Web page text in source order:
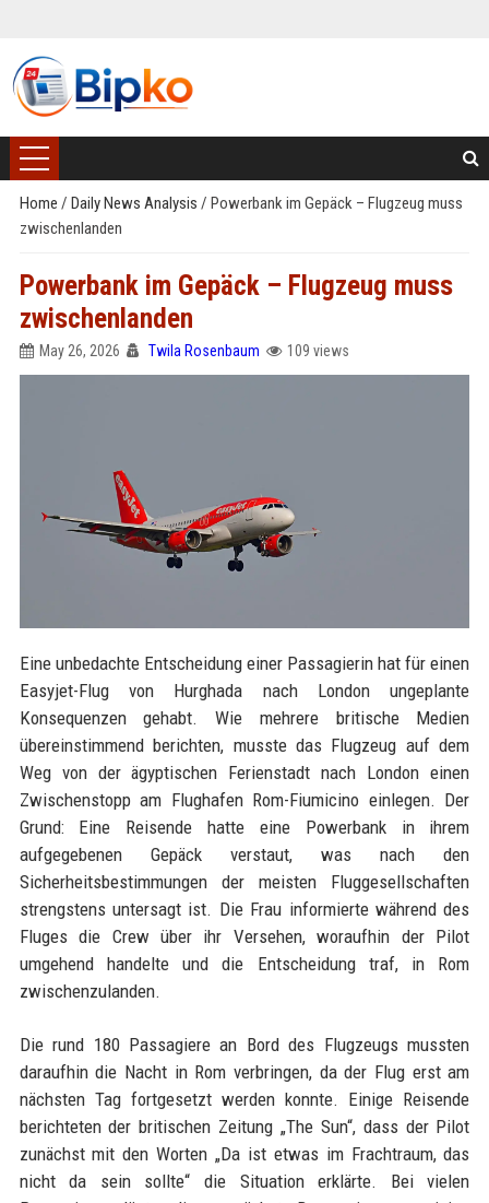
Home / Daily News Analysis / Powerbank im Gepäck – Flugzeug muss
zwischenlanden
Powerbank im Gepäck – Flugzeug muss
zwischenlanden
May 26, 2026 Twila Rosenbaum 109 views
Eine unbedachte Entscheidung einer Passagierin hat für einen
Easyjet-Flug von Hurghada nach London ungeplante
Konsequenzen gehabt. Wie mehrere britische Medien
übereinstimmend berichten, musste das Flugzeug auf dem
Weg von der ägyptischen Ferienstadt nach London einen
Zwischenstopp am Flughafen Rom-Fiumicino einlegen. Der
Grund: Eine Reisende hatte eine Powerbank in ihrem
aufgegebenen Gepäck verstaut, was nach den
Sicherheitsbestimmungen der meisten Fluggesellschaften
strengstens untersagt ist. Die Frau informierte während des
Fluges die Crew über ihr Versehen, woraufhin der Pilot
umgehend handelte und die Entscheidung traf, in Rom
zwischenzulanden.
Die rund 180 Passagiere an Bord des Flugzeugs mussten
daraufhin die Nacht in Rom verbringen, da der Flug erst am
nächsten Tag fortgesetzt werden konnte. Einige Reisende
berichteten der britischen Zeitung „The Sun“, dass der Pilot
zunächst mit den Worten „Da ist etwas im Frachtraum, das
nicht da sein sollte“ die Situation erklärte. Bei vielen